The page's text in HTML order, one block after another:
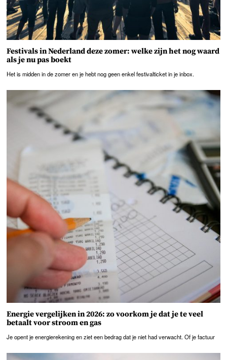
Festivals in Nederland deze zomer: welke zijn het nog waard
als je nu pas boekt
Het is midden in de zomer en je hebt nog geen enkel festivalticket in je inbox.
Energie vergelijken in 2026: zo voorkom je dat je te veel
betaalt voor stroom en gas
Je opent je energierekening en ziet een bedrag dat je niet had verwacht. Of je factuur